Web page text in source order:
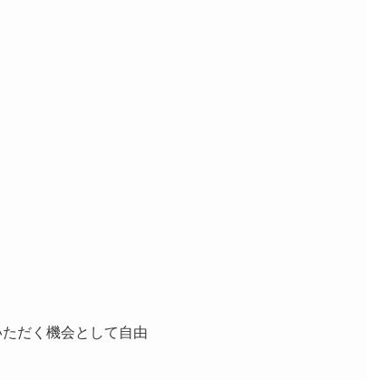
だく機会として自由